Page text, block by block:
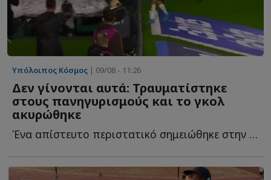
Υπόλοιπος Κόσμος | 09/08 - 11:26
Δεν γίνονται αυτά: Τραυματίστηκε
στους πανηγυρισμούς και το γκολ
ακυρώθηκε
Ένα απίστευτο περιστατικό σημειώθηκε στην αναμέτρηση τ...